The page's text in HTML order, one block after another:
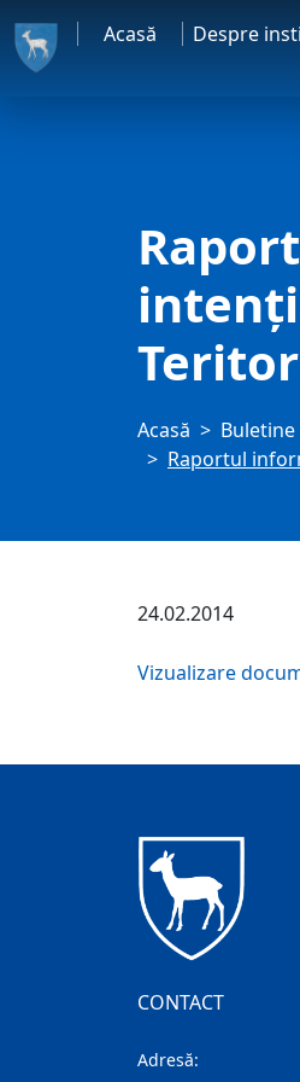
Acasă Despre
Acasă
Raportul
24.02.2014
Vizualizare
CONTACT
Adresă: